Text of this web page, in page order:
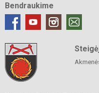
Bendraukime